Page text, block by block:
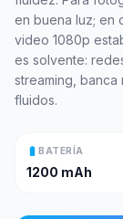
en buena luz; en
video 1080p
es solvente:
streaming,
fluidos.
battery_full BATERÍA
1200 mAh